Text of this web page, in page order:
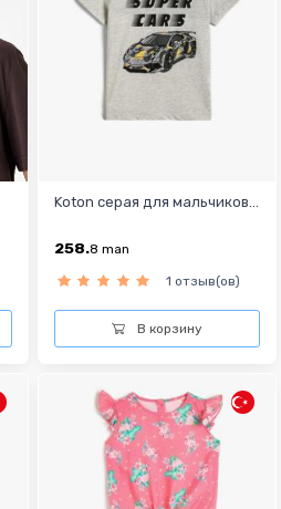
Koton серая для мальчиков...
258.8 man
1 отзыв(ов)
В корзину